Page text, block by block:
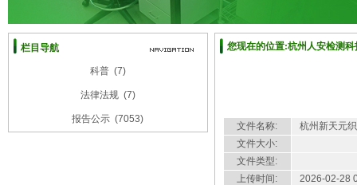
栏目导航
科普(7)
法律法规(7)
报告公示 (7053)
您现在的位置:杭州人安检测
文件名称:
杭州新天元
文件大小:
文件类型:
上传时间:
2026-02-28